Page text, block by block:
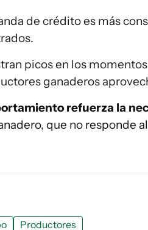
de crédito es más
picos en los
ganaderos
refuerza la
que no responde
Productores